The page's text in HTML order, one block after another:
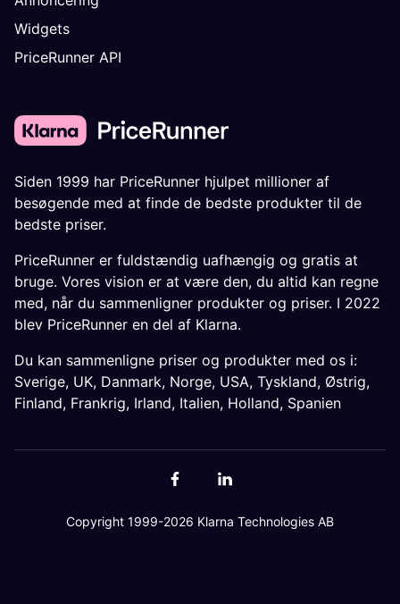
Widgets
PriceRunner API
Siden 1999 har PriceRunner hjulpet millioner af
besøgende med at finde de bedste produkter til de
bedste priser.
PriceRunner er fuldstændig uafhængig og gratis at
bruge. Vores vision er at være den, du altid kan regne
med, når du sammenligner produkter og priser. I 2022
blev PriceRunner en del af Klarna.
Du kan sammenligne priser og produkter med os i:
Sverige, UK, Danmark, Norge, USA, Tyskland, Østrig,
Finland, Frankrig, Irland, Italien, Holland, Spanien
Copyright 1999-2026 Klarna Technologies AB